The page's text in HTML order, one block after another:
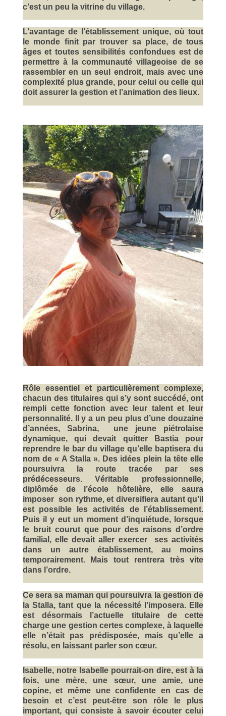
c’est un peu la vitrine du village.
L’avantage de l’établissement unique, où tout
le monde finit par trouver sa place, de tous
âges et toutes sensibilités confondues est de
permettre à la communauté villageoise de se
rassembler en un seul endroit, mais avec une
complexité plus grande, pour celui ou celle qui
doit assurer la gestion et l’animation des lieux.
Rôle essentiel et particulièrement complexe,
chacun des titulaires qui s’y sont succédé, ont
rempli cette fonction avec leur talent et leur
personnalité. Il y a un peu plus d’une douzaine
d’années, Sabrina, une jeune piétrolaise
dynamique, qui devait quitter Bastia pour
reprendre le bar du village qu’elle baptisera du
nom de « A Stalla ». Des idées plein la tête elle
poursuivra la route tracée par ses
prédécesseurs. Véritable professionnelle,
diplômée de l’école hôtelière, elle saura
imposer son rythme, et diversifiera autant qu’il
est possible les activités de l’établissement.
Puis il y eut un moment d’inquiétude, lorsque
le bruit courut que pour des raisons d’ordre
familial, elle devait aller exercer ses activités
dans un autre établissement, au moins
temporairement. Mais tout rentrera très vite
dans l’ordre.
Ce sera sa maman qui poursuivra la gestion de
la Stalla, tant que la nécessité l’imposera. Elle
est désormais l’actuelle titulaire de cette
charge une gestion certes complexe, à laquelle
elle n’était pas prédisposée, mais qu’elle a
résolu, en laissant parler son cœur.
Isabelle, notre Isabelle pourrait-on dire, est à la
fois, une mère, une sœur, une amie, une
copine, et même une confidente en cas de
besoin et c’est peut-être son rôle le plus
important, qui consiste à savoir écouter celui